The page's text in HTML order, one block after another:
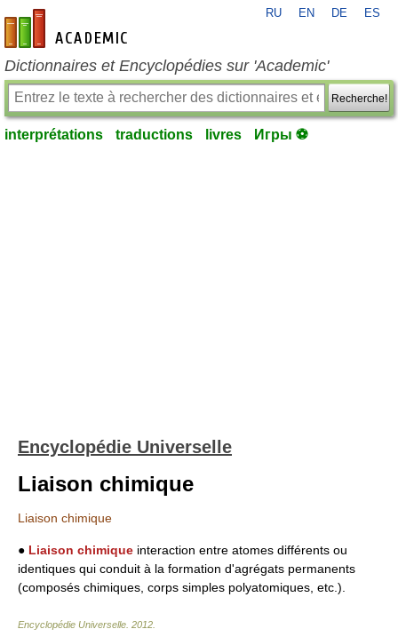
fr-academic.com
RU EN DE ES
Dictionnaires et Encyclopédies sur 'Academic'
Recherche!
interprétations traductions livres Игры ⚽
Encyclopédie Universelle
Liaison chimique
Liaison chimique
● Liaison chimique interaction entre atomes différents ou
identiques qui conduit à la formation d'agrégats permanents
(composés chimiques, corps simples polyatomiques, etc.).
Encyclopédie Universelle 2012